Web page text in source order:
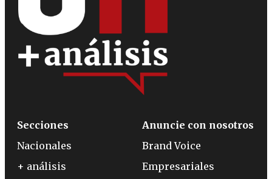
Secciones
Nacionales
+ análisis
Anuncie con nosotros
Brand Voice
Empresariales